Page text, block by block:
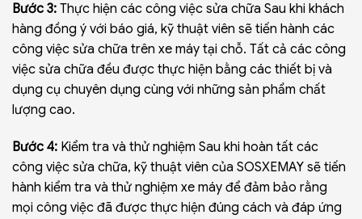
Bước 3: Thực hiện các công việc sửa chữa Sau khi khách
hàng đồng ý với báo giá, kỹ thuật viên sẽ tiến hành các
công việc sửa chữa trên xe máy tại chỗ. Tất cả các công
việc sửa chữa đều được thực hiện bằng các thiết bị và
dụng cụ chuyên dụng cùng với những sản phẩm chất
lượng cao.
Bước 4: Kiểm tra và thử nghiệm Sau khi hoàn tất các
công việc sửa chữa, kỹ thuật viên của SOSXEMAY sẽ tiến
hành kiểm tra và thử nghiệm xe máy để đảm bảo rằng
mọi công việc đã được thực hiện đúng cách và đáp ứng